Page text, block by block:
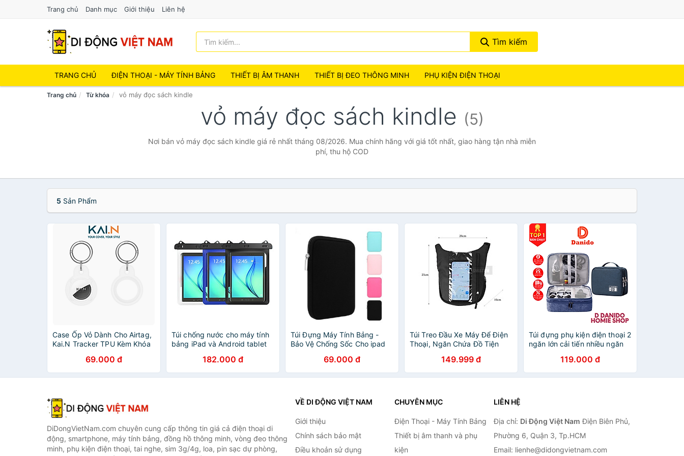
Trang chủ Danh mục Giới thiệu Liên hệ
Tìm kiếm
TRANG CHỦ ĐIỆN THOẠI - MÁY TÍNH BẢNG THIẾT BỊ ÂM THANH THIẾT BỊ ĐEO THÔNG MINH PHỤ KIỆN ĐIỆN THOẠI
Trang chủ Từ khóa vỏ máy đọc sách kindle
vỏ máy đọc sách kindle (5)
Nơi bán vỏ máy đọc sách kindle giá rẻ nhất tháng 08/2026. Mua chính hãng với giá tốt nhất, giao hàng tận nhà miễn
phí, thu hộ COD
5 Sản Phẩm
Case Ốp Vỏ Dành Cho Airtag,
Kai.N Tracker TPU Kèm Khóa
69.000 đ
Túi chống nước cho máy tính
bảng iPad và Android tablet
182.000 đ
Túi Đựng Máy Tính Bảng -
Bảo Vệ Chống Sốc Cho ipad
69.000 đ
Túi Treo Đầu Xe Máy Để Điện
Thoại, Ngăn Chứa Đồ Tiện
Nước Tuyệt Đối - hàng nhập
khẩu
149.999 đ
Túi đựng phụ kiện điện thoại 2
ngăn lớn cải tiến nhiều ngăn
đựng bảo vệ phụ kiện điện
thoại máy tính bảng cao cấp
chính hãng D Danido
119.000 đ
DiDongVietNam.com chuyên cung cấp thông tin giá cả điện thoại di
động, smartphone, máy tính bảng, đồng hồ thông minh, vòng đeo thông
minh, phụ kiện điện thoại, tai nghe, sim 3g/4g, loa, pin sạc dự phòng,
VỀ DI ĐỘNG VIỆT NAM
Giới thiệu
Chính sách bảo mật
Điều khoản sử dụng
CHUYÊN MỤC
Điện Thoại - Máy Tính Bảng
Thiết bị âm thanh và phụ
kiện
LIÊN HỆ
Địa chỉ: Di Động Việt Nam Điện Biên Phủ,
Phường 6, Quận 3, Tp.HCM
Email: lienhe@didongvietnam.com